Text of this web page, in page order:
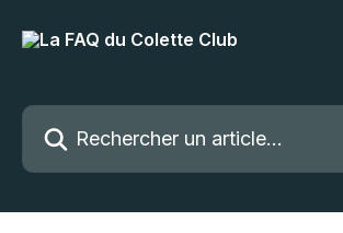
Rechercher un article...